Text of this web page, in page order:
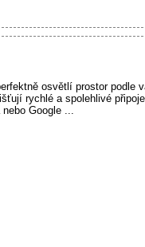
osvětlí prostor podle
rychlé a spolehlivé
Google ...